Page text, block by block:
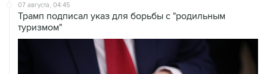
07 августа, 04:45
Трамп подписал указ для борьбы с "родильным
туризмом"